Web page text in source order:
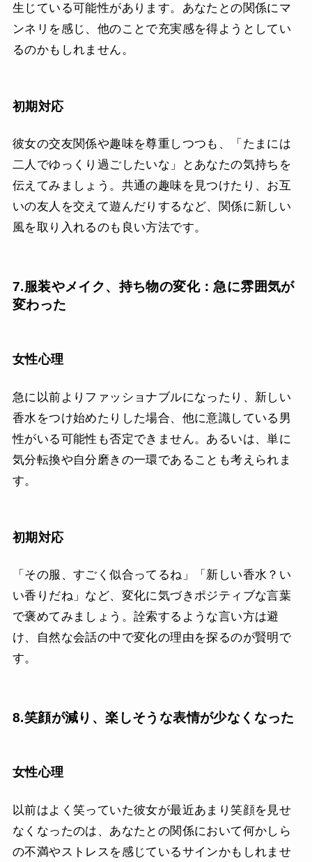
生じている可能性があります。あなたとの関係にマ
ンネリを感じ、他のことで充実感を得ようとしてい
るのかもしれません。
初期対応
彼女の交友関係や趣味を尊重しつつも、「たまには
二人でゆっくり過ごしたいな」とあなたの気持ちを
伝えてみましょう。共通の趣味を見つけたり、お互
いの友人を交えて遊んだりするなど、関係に新しい
風を取り入れるのも良い方法です。
7.服装やメイク、持ち物の変化：急に雰囲気が
変わった
女性心理
急に以前よりファッショナブルになったり、新しい
香水をつけ始めたりした場合、他に意識している男
性がいる可能性も否定できません。あるいは、単に
気分転換や自分磨きの一環であることも考えられま
す。
初期対応
「その服、すごく似合ってるね」「新しい香水？い
い香りだね」など、変化に気づきポジティブな言葉
で褒めてみましょう。詮索するような言い方は避
け、自然な会話の中で変化の理由を探るのが賢明で
す。
8.笑顔が減り、楽しそうな表情が少なくなった
女性心理
以前はよく笑っていた彼女が最近あまり笑顔を見せ
なくなったのは、あなたとの関係において何かしら
の不満やストレスを感じているサインかもしれませ